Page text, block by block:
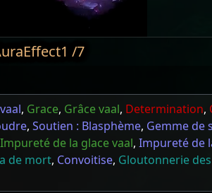
/7
, Grace, Grâce vaal, Determination,
, Soutien : Blasphème, Gemme de
Impureté de la glace vaal, Impureté de
de mort, Convoitise, Gloutonnerie